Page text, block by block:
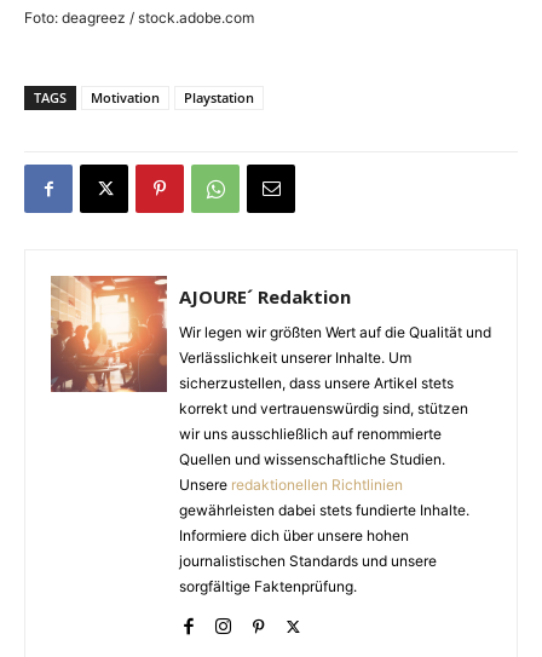
Foto: deagreez / stock.adobe.com
TAGS Motivation Playstation
AJOURE´ Redaktion
Wir legen wir größten Wert auf die Qualität und
Verlässlichkeit unserer Inhalte. Um
sicherzustellen, dass unsere Artikel stets
korrekt und vertrauenswürdig sind, stützen
wir uns ausschließlich auf renommierte
Quellen und wissenschaftliche Studien.
Unsere redaktionellen Richtlinien
gewährleisten dabei stets fundierte Inhalte.
Informiere dich über unsere hohen
journalistischen Standards und unsere
sorgfältige Faktenprüfung.